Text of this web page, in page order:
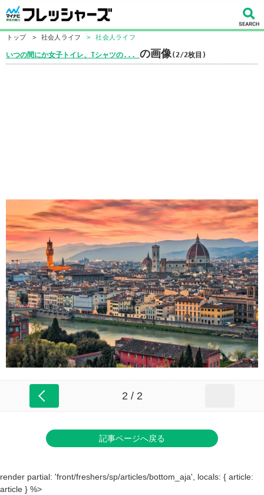
トップ > 社会人ライフ > 社会人ライフ
いつの間にか女子トイレ、Tシャツの... の画像(2/2枚目)
2 / 2
記事ページへ戻る
render partial: 'front/freshers/sp/articles/bottom_aja', locals: { article:
article } %>